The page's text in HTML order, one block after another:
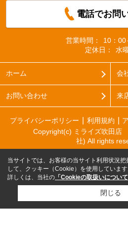
電話でお問
営業時間：
10：00
定休日：
水
ホーム 会
お問い合わせ 来
プライバシーポリシー 利用規約
Copyright(c) ミライズ吹田
社) All rights
当サイトでは、お客様の当サイト利用状況
して、クッキー（Cookie）を使用しています
詳しくは、当社の 「Cookieの取扱いについて
閉じる